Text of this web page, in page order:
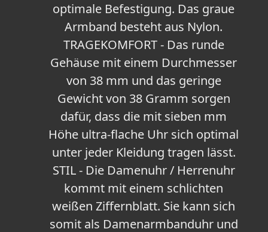
optimale Befestigung. Das graue
Armband besteht aus Nylon.
TRAGEKOMFORT - Das runde
Gehäuse mit einem Durchmesser
von 38 mm und das geringe
Gewicht von 38 Gramm sorgen
dafür, dass die mit sieben mm
Höhe ultra-flache Uhr sich optimal
unter jeder Kleidung tragen lässt.
STIL - Die Damenuhr / Herrenuhr
kommt mit einem schlichten
weißen Ziffernblatt. Sie kann sich
somit als Damenarmbanduhr und